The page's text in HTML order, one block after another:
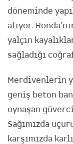
döneminde
alıyor.
yalçın
sağladığı
Merdivenlerin
geniş beton
oynaşan
Sağımızda
karşımızda